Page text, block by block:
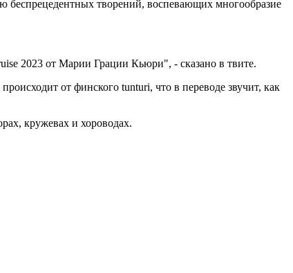
беспрецедентных творений, воспевающих многообразие
2023 от Марии Грации Кьюри", - сказано в твите.
от финского tunturi, что в переводе звучит, как
кружевах и хороводах.